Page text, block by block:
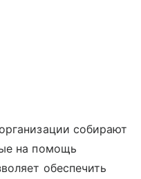
собирают
на помощь
обеспечить